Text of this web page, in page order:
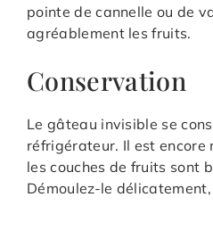
pointe de cannelle ou de
agréablement les fruits.
Conservation
Le gâteau invisible se
réfrigérateur. Il est encore
les couches de fruits sont
Démoulez-le